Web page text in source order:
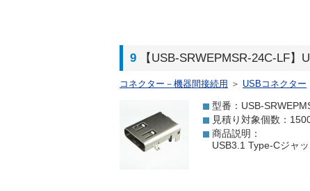
9 【USB-SRWEPMSR-24C-LF
コネクター－機器間接続用 ＞ USBコネクター
型番：USB-
見積り対象個数：
商品説明：
USB3.1 Type-Cジャ